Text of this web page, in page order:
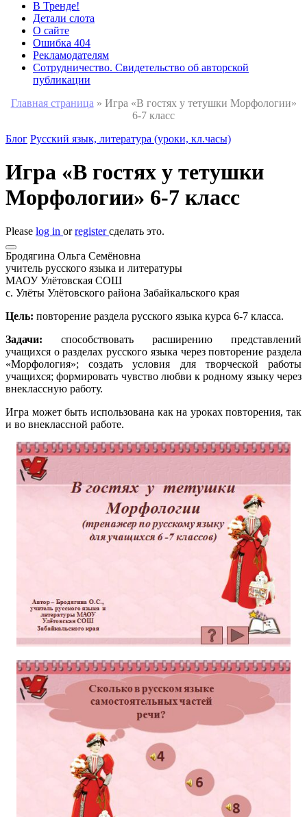
В Тренде!
Детали слота
О сайте
Ошибка 404
Рекламодателям
Сотрудничество. Свидетельство об авторской
публикации
Главная страница » Игра «В гостях у тетушки Морфологии»
6-7 класс
Блог Русский язык, литература (уроки, кл.часы)
Игра «В гостях у тетушки
Морфологии» 6-7 класс
Please log in orregisterсделать это.
Бродягина Ольга Семёновна
учитель русского языка и литературы
МАОУ Улётовская СОШ
с. Улёты Улётовского района Забайкальского края
Цель: повторение раздела русского языка курса 6-7 класса.
Задачи: способствовать расширению представлений
учащихся о разделах русского языка через повторение раздела
«Морфология»; создать условия для творческой работы
учащихся; формировать чувство любви к родному языку через
внеклассную работу.
Игра может быть использована как на уроках повторения, так
и во внеклассной работе.